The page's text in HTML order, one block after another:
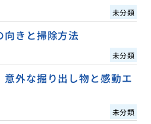
未分類
向きと掃除方法
未分類
意外な掘り出し物と感動エ
未分類